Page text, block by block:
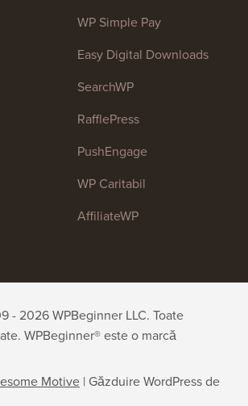
WP Simple Pay
Easy Digital Downloads
SearchWP
RafflePress
PushEngage
WP Caritabil
AffiliateWP
- 2026 WPBeginner LLC. Toate
WPBeginner® este o marcă
Motive | Găzduire WordPressde